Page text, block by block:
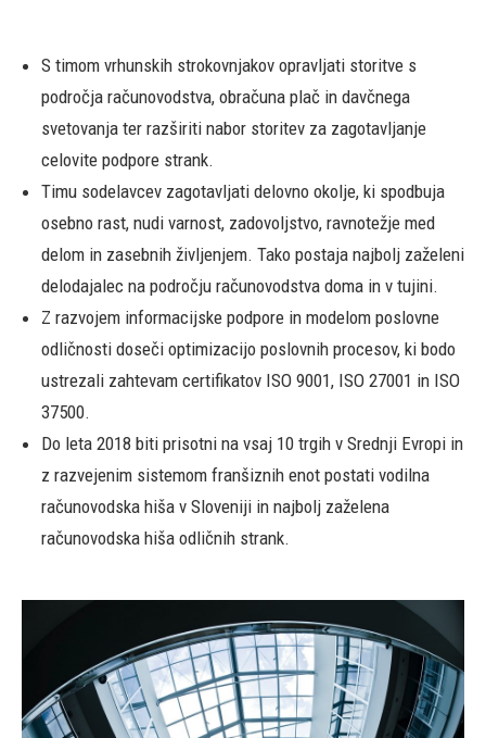
S timom vrhunskih strokovnjakov opravljati storitve s
področja računovodstva, obračuna plač in davčnega
svetovanja ter razširiti nabor storitev za zagotavljanje
celovite podpore strank.
Timu sodelavcev zagotavljati delovno okolje, ki spodbuja
osebno rast, nudi varnost, zadovoljstvo, ravnotežje med
delom in zasebnih življenjem. Tako postaja najbolj zaželeni
delodajalec na področju računovodstva doma in v tujini.
Z razvojem informacijske podpore in modelom poslovne
odličnosti doseči optimizacijo poslovnih procesov, ki bodo
ustrezali zahtevam certifikatov ISO 9001, ISO 27001 in ISO
37500.
Do leta 2018 biti prisotni na vsaj 10 trgih v Srednji Evropi in
z razvejenim sistemom franšiznih enot postati vodilna
računovodska hiša v Sloveniji in najbolj zaželena
računovodska hiša odličnih strank.